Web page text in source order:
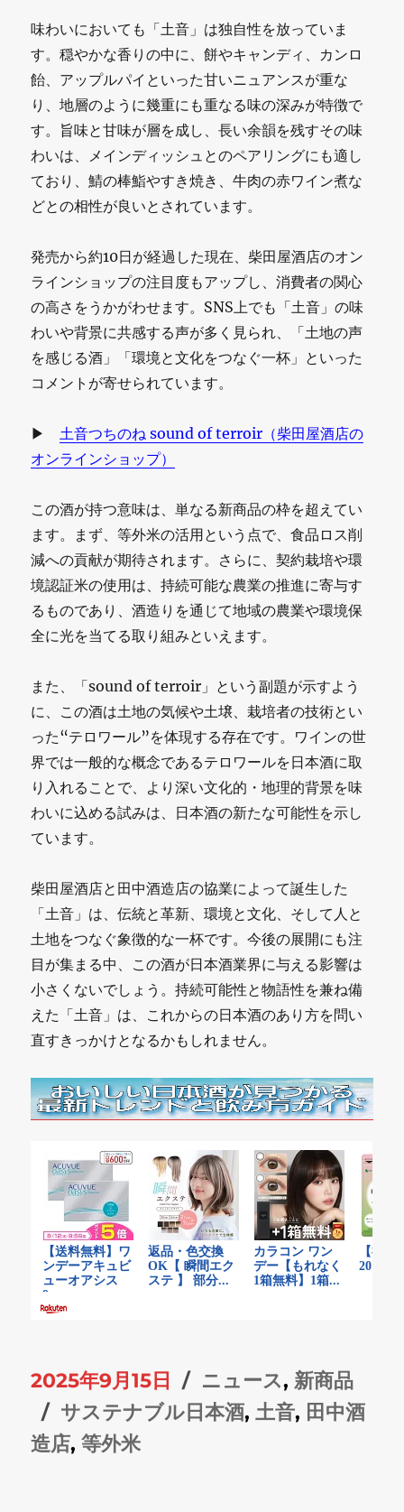
味わいにおいても「土音」は独自性を放っていま
す。穏やかな香りの中に、餅やキャンディ、カンロ
飴、アップルパイといった甘いニュアンスが重な
り、地層のように幾重にも重なる味の深みが特徴で
す。旨味と甘味が層を成し、長い余韻を残すその味
わいは、メインディッシュとのペアリングにも適し
ており、鯖の棒鮨やすき焼き、牛肉の赤ワイン煮な
どとの相性が良いとされています。
発売から約10日が経過した現在、柴田屋酒店のオン
ラインショップの注目度もアップし、消費者の関心
の高さをうかがわせます。SNS上でも「土音」の味
わいや背景に共感する声が多く見られ、「土地の声
を感じる酒」「環境と文化をつなぐ一杯」といった
コメントが寄せられています。
▶ 土音つちのね sound of terroir（柴田屋酒店の
オンラインショップ）
この酒が持つ意味は、単なる新商品の枠を超えてい
ます。まず、等外米の活用という点で、食品ロス削
減への貢献が期待されます。さらに、契約栽培や環
境認証米の使用は、持続可能な農業の推進に寄与す
るものであり、酒造りを通じて地域の農業や環境保
全に光を当てる取り組みといえます。
また、「sound of terroir」という副題が示すよう
に、この酒は土地の気候や土壌、栽培者の技術とい
った“テロワール”を体現する存在です。ワインの世
界では一般的な概念であるテロワールを日本酒に取
り入れることで、より深い文化的・地理的背景を味
わいに込める試みは、日本酒の新たな可能性を示し
ています。
柴田屋酒店と田中酒造店の協業によって誕生した
「土音」は、伝統と革新、環境と文化、そして人と
土地をつなぐ象徴的な一杯です。今後の展開にも注
目が集まる中、この酒が日本酒業界に与える影響は
小さくないでしょう。持続可能性と物語性を兼ね備
えた「土音」は、これからの日本酒のあり方を問い
直すきっかけとなるかもしれません。
投
稿
日:
2025年9月15日
カ
テ
ニュース, 新商品
タ
グ
サステナブル日本酒,土音, 田中酒
造店,等外米